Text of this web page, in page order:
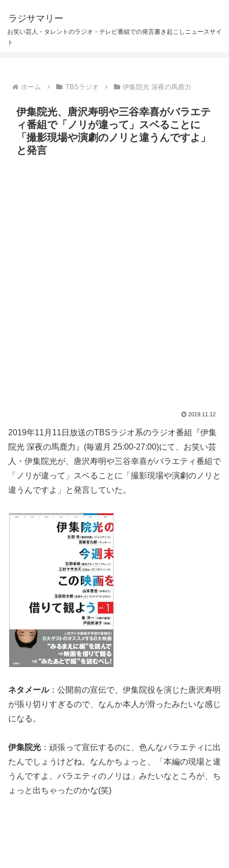
ラジサマリー
お笑い芸人・タレントのラジオ・テレビ番組での発言書き起こしニュースサイ
ト
ホーム TBSラジオ 伊集院光 深夜の馬鹿力
伊集院光、唐沢寿明や三谷幸喜がバラエテ
ィ番組で「ノリが違って」スベることに
「撮影現場や演劇のノリと違うんですよ」
と発言
2019.11.12
2019年11月11日放送のTBSラジオ系のラジオ番組『伊集
院光 深夜の馬鹿力』(毎週月 25:00-27:00)にて、お笑い芸
人・伊集院光が、唐沢寿明や三谷幸喜がバラエティ番組で
「ノリが違って」スベることに「撮影現場や演劇のノリと
違うんですよ」と発言していた。
ネタメール：公開前の宣伝で、伊集院役を演じた唐沢寿明
が張り切りすぎるので、なんか本人が滑ったみたいな感じ
になる。
伊集院光 ：頑張って宣伝するのに、色んなバラエティに出
たんでしょうけどね。なんかちょっと、「本編の現場と違
うんですよ、バラエティのノリは」みたいなところが、ち
ょっと出ちゃったのかな(笑)